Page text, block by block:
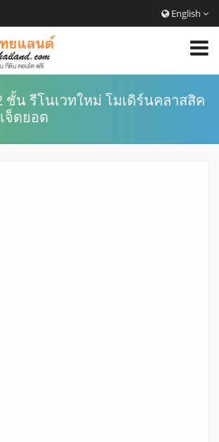
English
ชั้น รีโนเวทใหม่ โมเดิร์นคลาสสิค
จ็ดยอด